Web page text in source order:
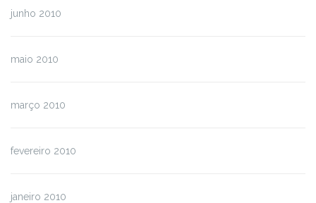
junho 2010
maio 2010
março 2010
fevereiro 2010
janeiro 2010